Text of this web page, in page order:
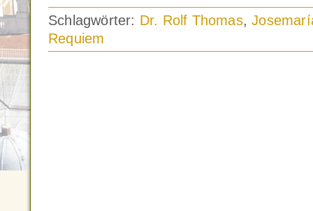
Schlagwörter: Dr. Rolf Thomas,
Requiem